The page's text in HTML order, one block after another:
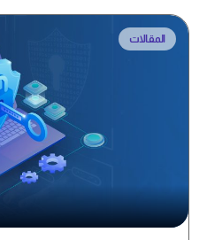
المقالات